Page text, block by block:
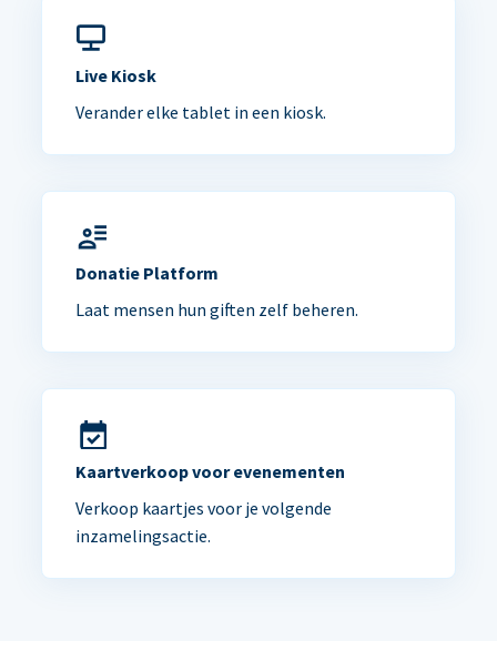
Live Kiosk
Verander elke tablet in een kiosk.
Donatie Platform
Laat mensen hun giften zelf beheren.
Kaartverkoop voor evenementen
Verkoop kaartjes voor je volgende
inzamelingsactie.